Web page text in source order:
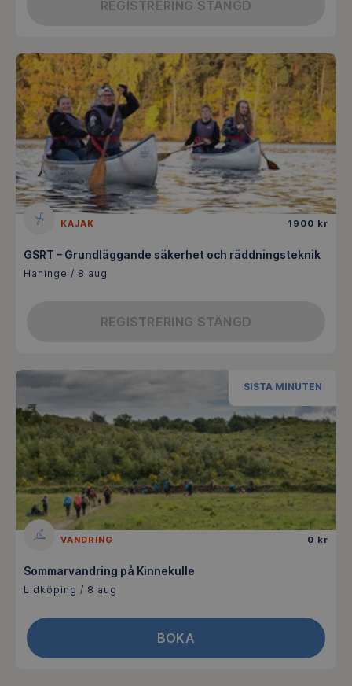
REGISTRERING STÄNGD
KAJAK 1900 kr
GSRT – Grundläggande säkerhet och räddningsteknik
Haninge / 8 aug
REGISTRERING STÄNGD
SISTA MINUTEN
VANDRING 0 kr
Sommarvandring på Kinnekulle
Lidköping / 8 aug
BOKA